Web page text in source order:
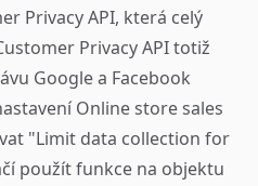
Privacy API, která celý
Privacy API totiž
Google a Facebook
Online store sales
"Limit data collection for
použít funkce na objektu